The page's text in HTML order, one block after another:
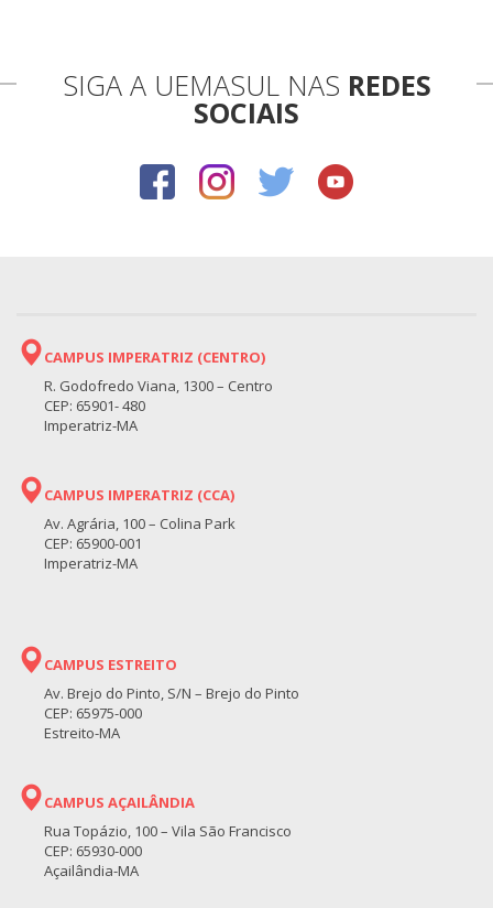
SIGA A UEMASUL NAS REDES
SOCIAIS
CAMPUS IMPERATRIZ (CENTRO)
R. Godofredo Viana, 1300 – Centro
CEP: 65901- 480
Imperatriz-MA
CAMPUS IMPERATRIZ (CCA)
Av. Agrária, 100 – Colina Park
CEP: 65900-001
Imperatriz-MA
CAMPUS ESTREITO
Av. Brejo do Pinto, S/N – Brejo do Pinto
CEP: 65975-000
Estreito-MA
CAMPUS AÇAILÂNDIA
Rua Topázio, 100 – Vila São Francisco
CEP: 65930-000
Açailândia-MA